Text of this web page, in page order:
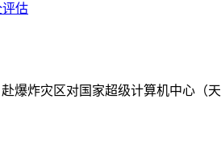
估
爆炸灾区对国家超级计算机中心